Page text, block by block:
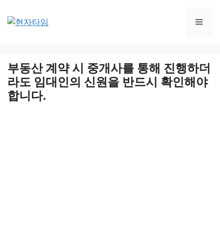
부동산 계약 시 중개사를 통해 진행하더
라도 임대인의 신원을 반드시 확인해야
합니다.